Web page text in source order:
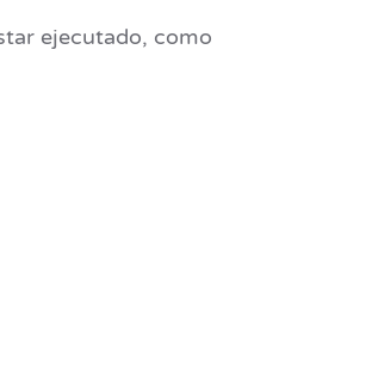
ejecutado, como